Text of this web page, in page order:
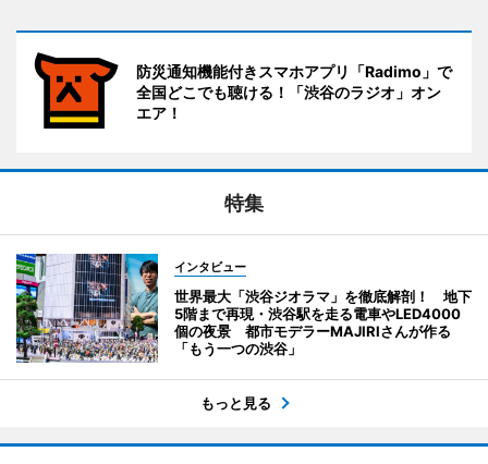
防災通知機能付きスマホアプリ「Radimo」で
全国どこでも聴ける！「渋谷のラジオ」オン
エア！
特集
インタビュー
世界最大「渋谷ジオラマ」を徹底解剖！ 地下
5階まで再現・渋谷駅を走る電車やLED4000
個の夜景 都市モデラーMAJIRIさんが作る
「もう一つの渋谷」
もっと見る